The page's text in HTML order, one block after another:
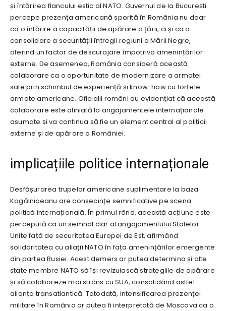
și întărirea flancului estic al NATO. Guvernul de la București
percepe prezența americană sporită în România nu doar
ca o întărire a capacității de apărare a țării, ci și ca o
consolidare a securității întregii regiuni a Mării Negre,
oferind un factor de descurajare împotriva amenințărilor
externe. De asemenea, România consideră această
colaborare ca o oportunitate de modernizare a armatei
sale prin schimbul de experiență și know-how cu forțele
armate americane. Oficialii români au evidențiat că această
colaborare este aliniată la angajamentele internaționale
asumate și va continua să fie un element central al politicii
externe și de apărare a României.
implicațiile politice internaționale
Desfășurarea trupelor americane suplimentare la baza
Kogălniceanu are consecințe semnificative pe scena
politică internațională. În primul rând, această acțiune este
percepută ca un semnal clar al angajamentului Statelor
Unite față de securitatea Europei de Est, afirmând
solidaritatea cu aliații NATO în fața amenințărilor emergente
din partea Rusiei. Acest demers ar putea determina și alte
state membre NATO să își revizuiască strategiile de apărare
și să colaboreze mai strâns cu SUA, consolidând astfel
alianța transatlantică. Totodată, intensificarea prezenței
militare în România ar putea fi interpretată de Moscova ca o